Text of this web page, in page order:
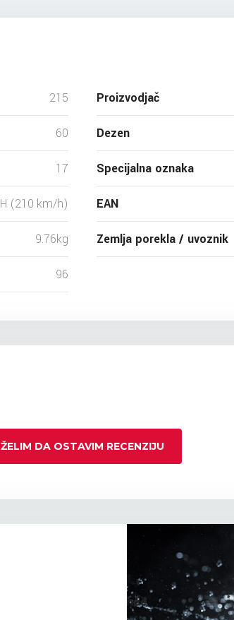
215
60
17
H (210 km/h)
9.76kg
96
Proizvodjač
Dezen
Specijalna oznaka
EAN
Zemlja porekla / uvoznik
ŽELIM DA OSTAVIM RECENZIJU